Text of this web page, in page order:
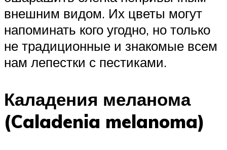
внешним видом. Их цветы могут
напоминать кого угодно, но только
не традиционные и знакомые всем
нам лепестки с пестиками.
Каладения меланома
(Caladenia melanoma)